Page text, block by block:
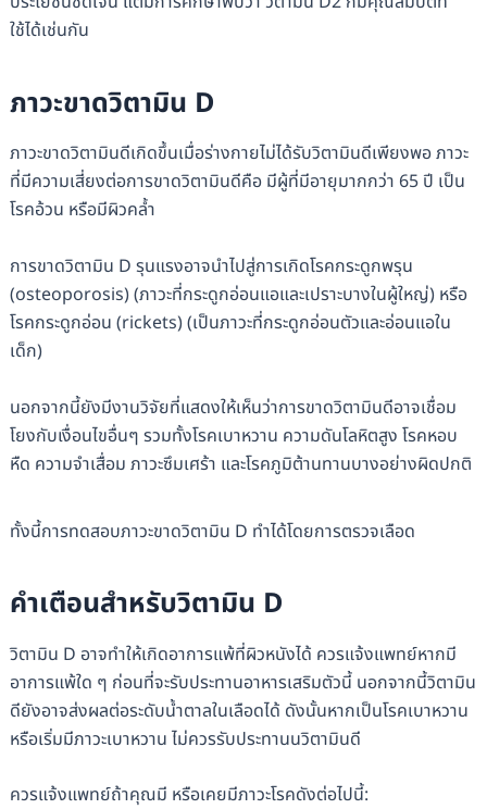
ใช้ได้เช่นกัน
ภาวะขาดวิตามิน D
ภาวะขาดวิตามินดีเกิดขึ้นเมื่อร่างกายไม่ได้รับวิตามินดีเพียงพอ ภาวะ
ที่มีความเสี่ยงต่อการขาดวิตามินดีคือ มีผู้ที่มีอายุมากกว่า 65 ปี เป็น
โรคอ้วน หรือมีผิวคล้ำ
การขาดวิตามิน D รุนแรงอาจนำไปสู่การเกิดโรคกระดูกพรุน
(osteoporosis) (ภาวะที่กระดูกอ่อนแอและเปราะบางในผู้ใหญ่) หรือ
โรคกระดูกอ่อน (rickets) (เป็นภาวะที่กระดูกอ่อนตัวและอ่อนแอใน
เด็ก)
นอกจากนี้ยังมีงานวิจัยที่แสดงให้เห็นว่าการขาดวิตามินดีอาจเชื่อม
โยงกับเงื่อนไขอื่นๆ รวมทั้งโรคเบาหวาน ความดันโลหิตสูง โรคหอบ
หืด ความจำเสื่อม ภาวะซึมเศร้า และโรคภูมิต้านทานบางอย่างผิดปกติ
ทั้งนี้การทดสอบภาวะขาดวิตามิน D ทำได้โดยการตรวจเลือด
คำเตือนสำหรับวิตามิน D
วิตามิน D อาจทำให้เกิดอาการแพ้ที่ผิวหนังได้ ควรแจ้งแพทย์หากมี
อาการแพ้ใด ๆ ก่อนที่จะรับประทานอาหารเสริมตัวนี้ นอกจากนี้วิตามิน
ดียังอาจส่งผลต่อระดับน้ำตาลในเลือดได้ ดังนั้นหากเป็นโรคเบาหวาน
หรือเริ่มมีภาวะเบาหวาน ไม่ควรรับประทานนวิตามินดี
ควรแจ้งแพทย์ถ้าคุณมี หรือเคยมีภาวะโรคดังต่อไปนี้: